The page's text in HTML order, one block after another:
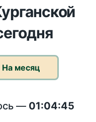
На месяц
— 01:04:45